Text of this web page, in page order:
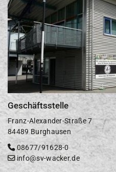
Geschäftsstelle
Franz-Alexander-Straße 7
84489 Burghausen
08677/91628-0
info@sv-wacker.de